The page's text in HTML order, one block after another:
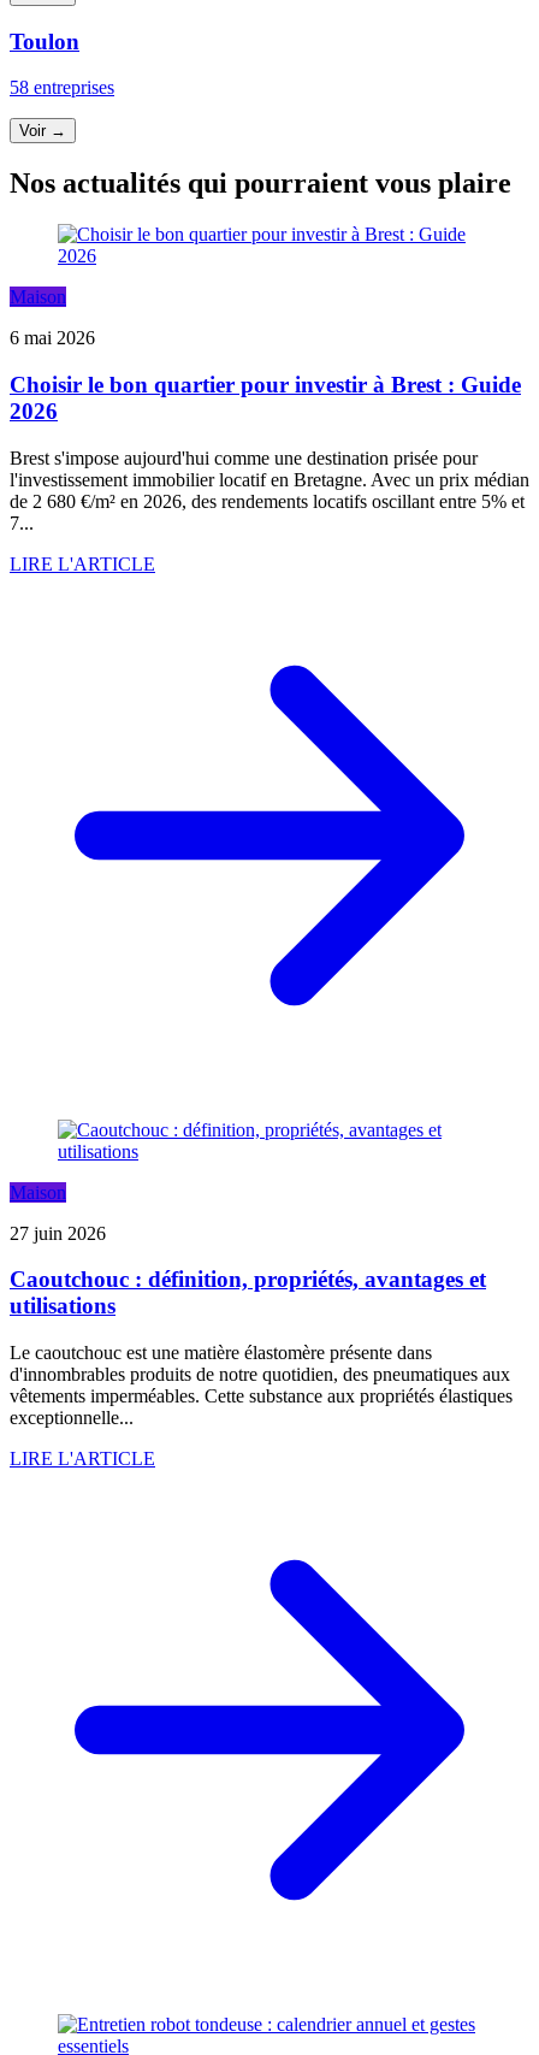
Toulon
58 entreprises
Voir →
Nos actualités qui pourraient vous plaire
Maison
6 mai 2026
Choisir le bon quartier pour investir à Brest : Guide
2026
Brest s'impose aujourd'hui comme une destination prisée pour
l'investissement immobilier locatif en Bretagne. Avec un prix médian
de 2 680 €/m² en 2026, des rendements locatifs oscillant entre 5% et
7...
LIRE L'ARTICLE
Maison
27 juin 2026
Caoutchouc : définition, propriétés, avantages et
utilisations
Le caoutchouc est une matière élastomère présente dans
d'innombrables produits de notre quotidien, des pneumatiques aux
vêtements imperméables. Cette substance aux propriétés élastiques
exceptionnelle...
LIRE L'ARTICLE